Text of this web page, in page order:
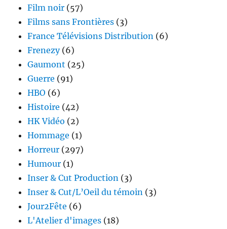
Film noir (57)
Films sans Frontières (3)
France Télévisions Distribution (6)
Frenezy(6)
Gaumont (25)
Guerre (91)
HBO (6)
Histoire (42)
HK Vidéo (2)
Hommage (1)
Horreur (297)
Humour (1)
Inser & Cut Production (3)
Inser & Cut/L’Oeil du témoin (3)
Jour2Fête (6)
L'Atelier d'images (18)